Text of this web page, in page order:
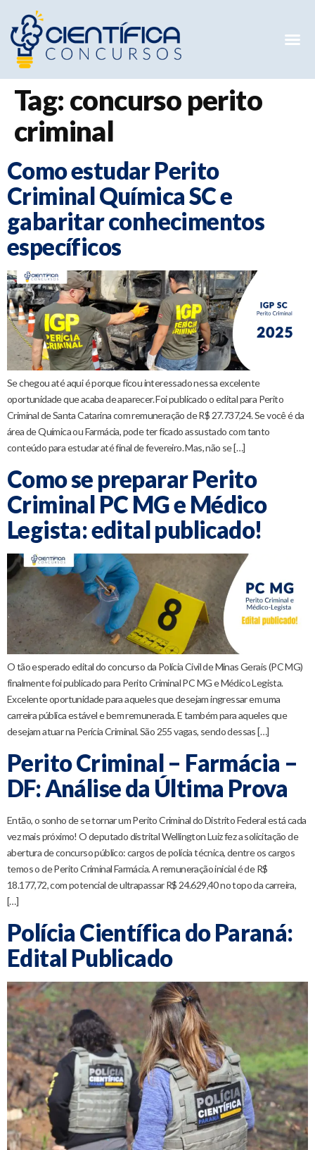
Tag: concurso perito
criminal
Como estudar Perito
Criminal Química SC e
gabaritar conhecimentos
específicos
Se chegou até aqui é porque ficou interessado nessa excelente
oportunidade que acaba de aparecer. Foi publicado o edital para Perito
Criminal de Santa Catarina com remuneração de R$ 27.737,24. Se você é da
área de Química ou Farmácia, pode ter ficado assustado com tanto
conteúdo para estudar até final de fevereiro. Mas, não se […]
Como se preparar Perito
Criminal PC MG e Médico
Legista: edital publicado!
O tão esperado edital do concurso da Polícia Civil de Minas Gerais (PC MG)
finalmente foi publicado para Perito Criminal PC MG e Médico Legista.
Excelente oportunidade para aqueles que desejam ingressar em uma
carreira pública estável e bem remunerada. E também para aqueles que
desejam atuar na Perícia Criminal. São 255 vagas, sendo dessas […]
Perito Criminal – Farmácia –
DF: Análise da Última Prova
Então, o sonho de se tornar um Perito Criminal do Distrito Federal está cada
vez mais próximo! O deputado distrital Wellington Luiz fez a solicitação de
abertura de concurso público: cargos de polícia técnica, dentre os cargos
temos o de Perito Criminal Farmácia. A remuneração inicial é de R$
18.177,72, com potencial de ultrapassar R$ 24.629,40 no topo da carreira,
[…]
Polícia Científica do Paraná:
Edital Publicado